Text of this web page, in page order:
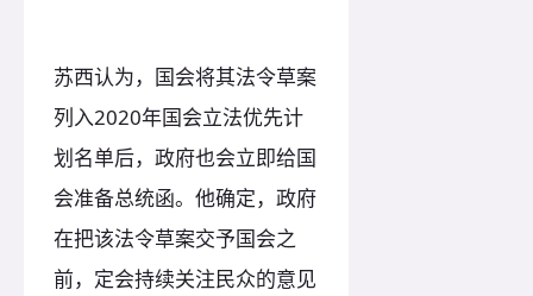
苏西认为，国会将其法令草案
列入2020年国会立法优先计
划名单后，政府也会立即给国
会准备总统函。他确定，政府
在把该法令草案交予国会之
前，定会持续关注民众的意见